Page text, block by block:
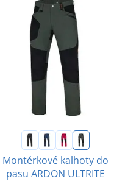
Montérkové kalhoty do
pasu ARDON ULTRITE